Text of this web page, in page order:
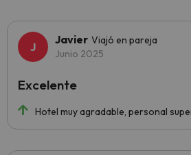
Javier Viajó en pareja
Junio 2025
Hotel muy agradable, personal
Excelente